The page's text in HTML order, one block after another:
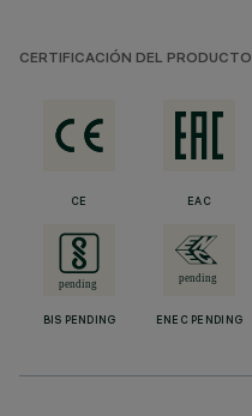
CERTIFICACIÓN DEL PRODUCTO
CE EAC
BIS PENDING ENEC PENDING